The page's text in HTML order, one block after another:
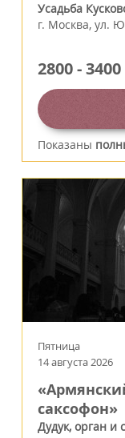
Усадьба
г. Москва, ул.
2800-3400
Показаны
Пятница
14 августа 2026
саксофон»
Дудук, орган и